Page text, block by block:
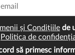
și Condițiile de
Politica de
să primesc